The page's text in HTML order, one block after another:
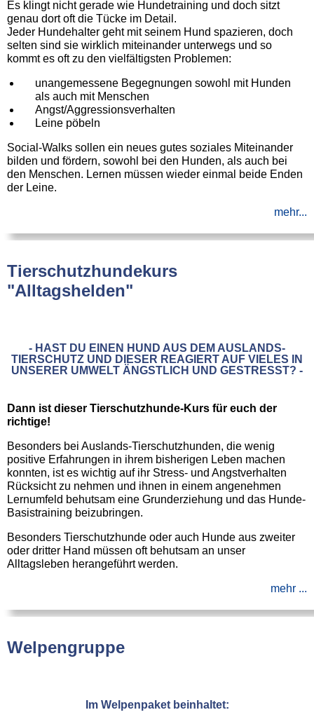
Es klingt nicht gerade wie Hundetraining und doch sitzt
genau dort oft die Tücke im Detail.
Jeder Hundehalter geht mit seinem Hund spazieren, doch
selten sind sie wirklich miteinander unterwegs und so
kommt es oft zu den vielfältigsten Problemen:
unangemessene Begegnungen sowohl mit Hunden
als auch mit Menschen
Angst/Aggressionsverhalten
Leine pöbeln
Social-Walks sollen ein neues gutes soziales Miteinander
bilden und fördern, sowohl bei den Hunden, als auch bei
den Menschen. Lernen müssen wieder einmal beide Enden
der Leine.
mehr...
Tierschutzhundekurs
"Alltagshelden"
- HAST DU EINEN HUND AUS DEM AUSLANDS-
TIERSCHUTZ UND DIESER REAGIERT AUF VIELES IN
UNSERER UMWELT ÄNGSTLICH UND GESTRESST? -
Dann ist dieser Tierschutzhunde-Kurs für euch der
richtige!
Besonders bei Auslands-Tierschutzhunden, die wenig
positive Erfahrungen in ihrem bisherigen Leben machen
konnten, ist es wichtig auf ihr Stress- und Angstverhalten
Rücksicht zu nehmen und ihnen in einem angenehmen
Lernumfeld behutsam eine Grunderziehung und das Hunde-
Basistraining beizubringen.
Besonders Tierschutzhunde oder auch Hunde aus zweiter
oder dritter Hand müssen oft behutsam an unser
Alltagsleben herangeführt werden.
mehr ...
Welpengruppe
Im Welpenpaket beinhaltet: